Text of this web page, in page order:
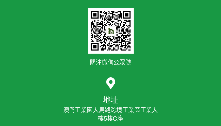
關注微信公眾號
地址
澳門工業園大馬路跨境工業區工業大
樓5樓C座